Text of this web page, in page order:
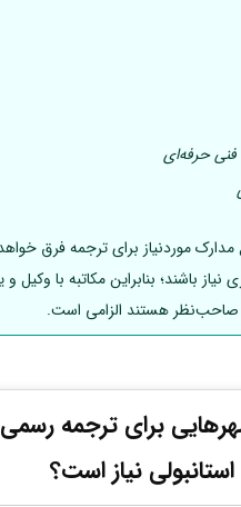
فنی حرفه‌ای
موردنیاز برای ترجمه فرق
باشند؛ بنابراین مکاتبه با وکیل و
صاحب‌نظر هستند الزامی است.
برای ترجمه
استانبولی نیاز است؟